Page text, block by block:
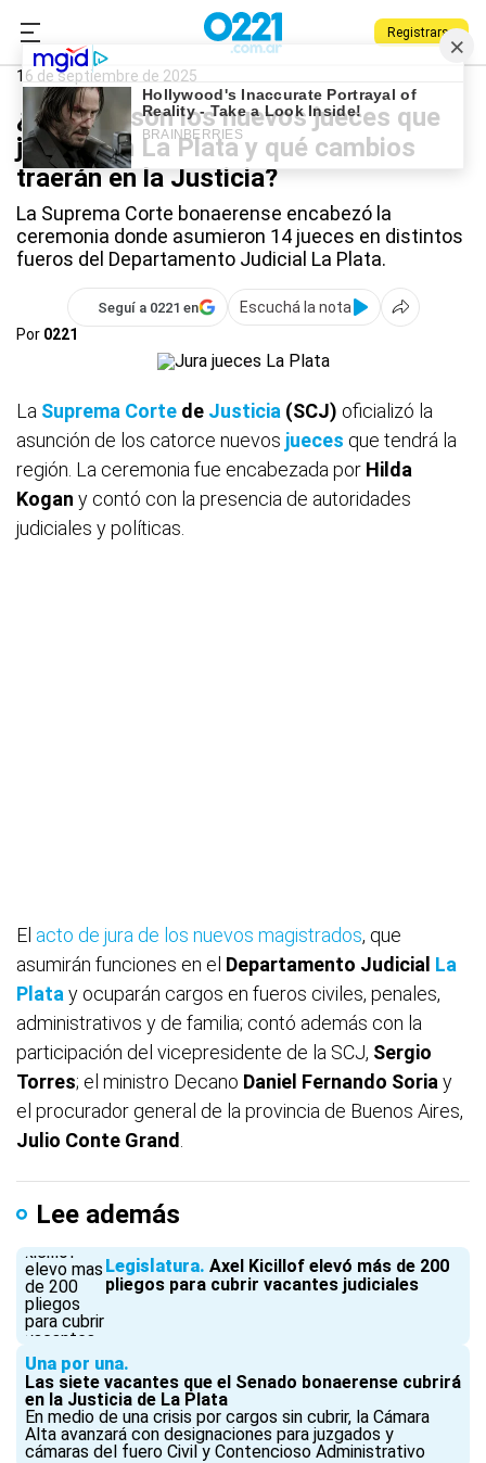
Registrarse
0221.com.ar
La Plata
16 de septiembre de 2025
¿Quiénes son los nuevos jueces que
juraron en La Plata y qué cambios
traerán en la Justicia?
La Suprema Corte bonaerense encabezó la
ceremonia donde asumieron 14 jueces en distintos
fueros del Departamento Judicial La Plata.
Seguí a 0221 en
Escuchá la nota
Por 0221
La Suprema Corte de Justicia (SCJ) oficializó la
asunción de los catorce nuevos jueces que tendrá la
región. La ceremonia fue encabezada por Hilda
Kogan y contó con la presencia de autoridades
judiciales y políticas.
El acto de jura de los nuevos magistrados, que
asumirán funciones en el Departamento Judicial La
Plata y ocuparán cargos en fueros civiles, penales,
administrativos y de familia; contó además con la
participación del vicepresidente de la SCJ, Sergio
Torres; el ministro Decano Daniel Fernando Soria y
el procurador general de la provincia de Buenos Aires,
Julio Conte Grand
Lee además
Legislatura Axel Kicillof elevó más de 200
pliegos para cubrir vacantes judiciales
Una por una
Las siete vacantes que el Senado bonaerense cubrirá
en la Justicia de La Plata
En medio de una crisis por cargos sin cubrir, la Cámara
Alta avanzará con designaciones para juzgados y
cámaras del fuero Civil y Contencioso Administrativo